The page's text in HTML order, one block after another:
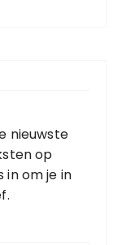
nieuwste
op
in om je in